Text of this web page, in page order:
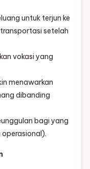
untuk terjun ke
setelah
vokasi yang
menawarkan
dibanding
bagi yang